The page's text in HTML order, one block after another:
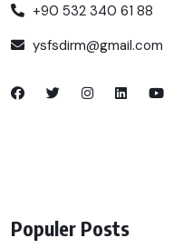
+90 532 340 61 88
ysfsdirm@gmail.com
Populer Posts